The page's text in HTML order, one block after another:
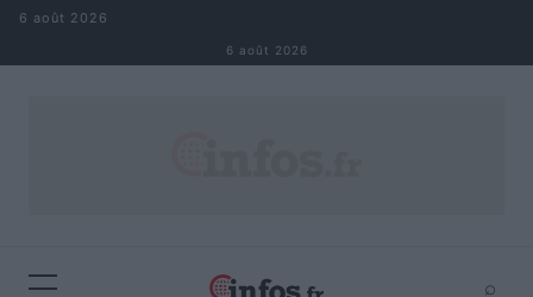
Aller au contenu
6 août 2026
6 août 2026
⌕